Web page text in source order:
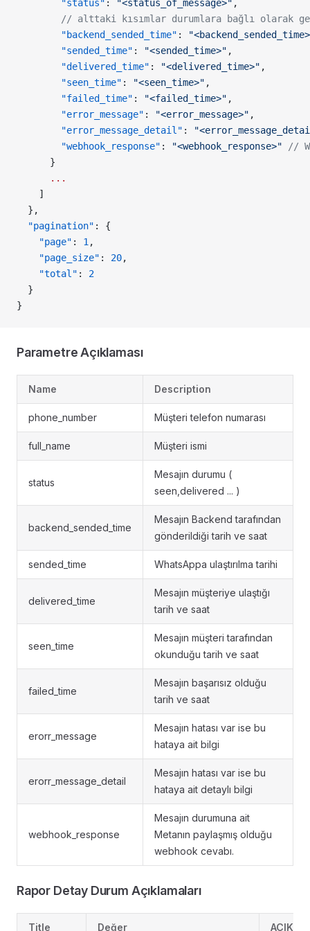
        "status"
: "<status_of_message>" ,
// alttaki kısımlar durumlara bağlı olarak
        "backend_sended_time"
:
        "sended_time"
: "<sended_time>" ,
        "delivered_time"
: "<delivered_time>" ,
        "seen_time"
: "<seen_time>" ,
        "failed_time"
: "<failed_time>" ,
        "error_message"
: "<error_message>" ,
        "error_message_detail"
:
        "webhook_response"
: "<webhook_response>" //
      }
      ...
    ]
  },
  "pagination"
: {
    "page"
: 1 ,
    "page_size"
: 20,
    "total"
: 2
  }
}
Parametre Açıklaması
Name Description
phone_number Müşteri telefon numarası
full_name Müşteri ismi
status
Mesajın durumu (
seen,delivered ... )
backend_sended_time
Mesajın Backend tarafından
gönderildiği tarih ve saat
sended_time WhatsAppa ulaştırılma tarihi
delivered_time
Mesajın müşteriye ulaştığı
tarih ve saat
seen_time
Mesajın müşteri tarafından
okunduğu tarih ve saat
failed_time
Mesajın başarısız olduğu
tarih ve saat
erorr_message
Mesajın hatası var ise bu
hataya ait bilgi
erorr_message_detail
Mesajın hatası var ise bu
hataya ait detaylı bilgi
webhook_response
Mesajın durumuna ait
Metanın paylaşmış olduğu
webhook cevabı.
Rapor Detay Durum Açıklamaları
Title Değer